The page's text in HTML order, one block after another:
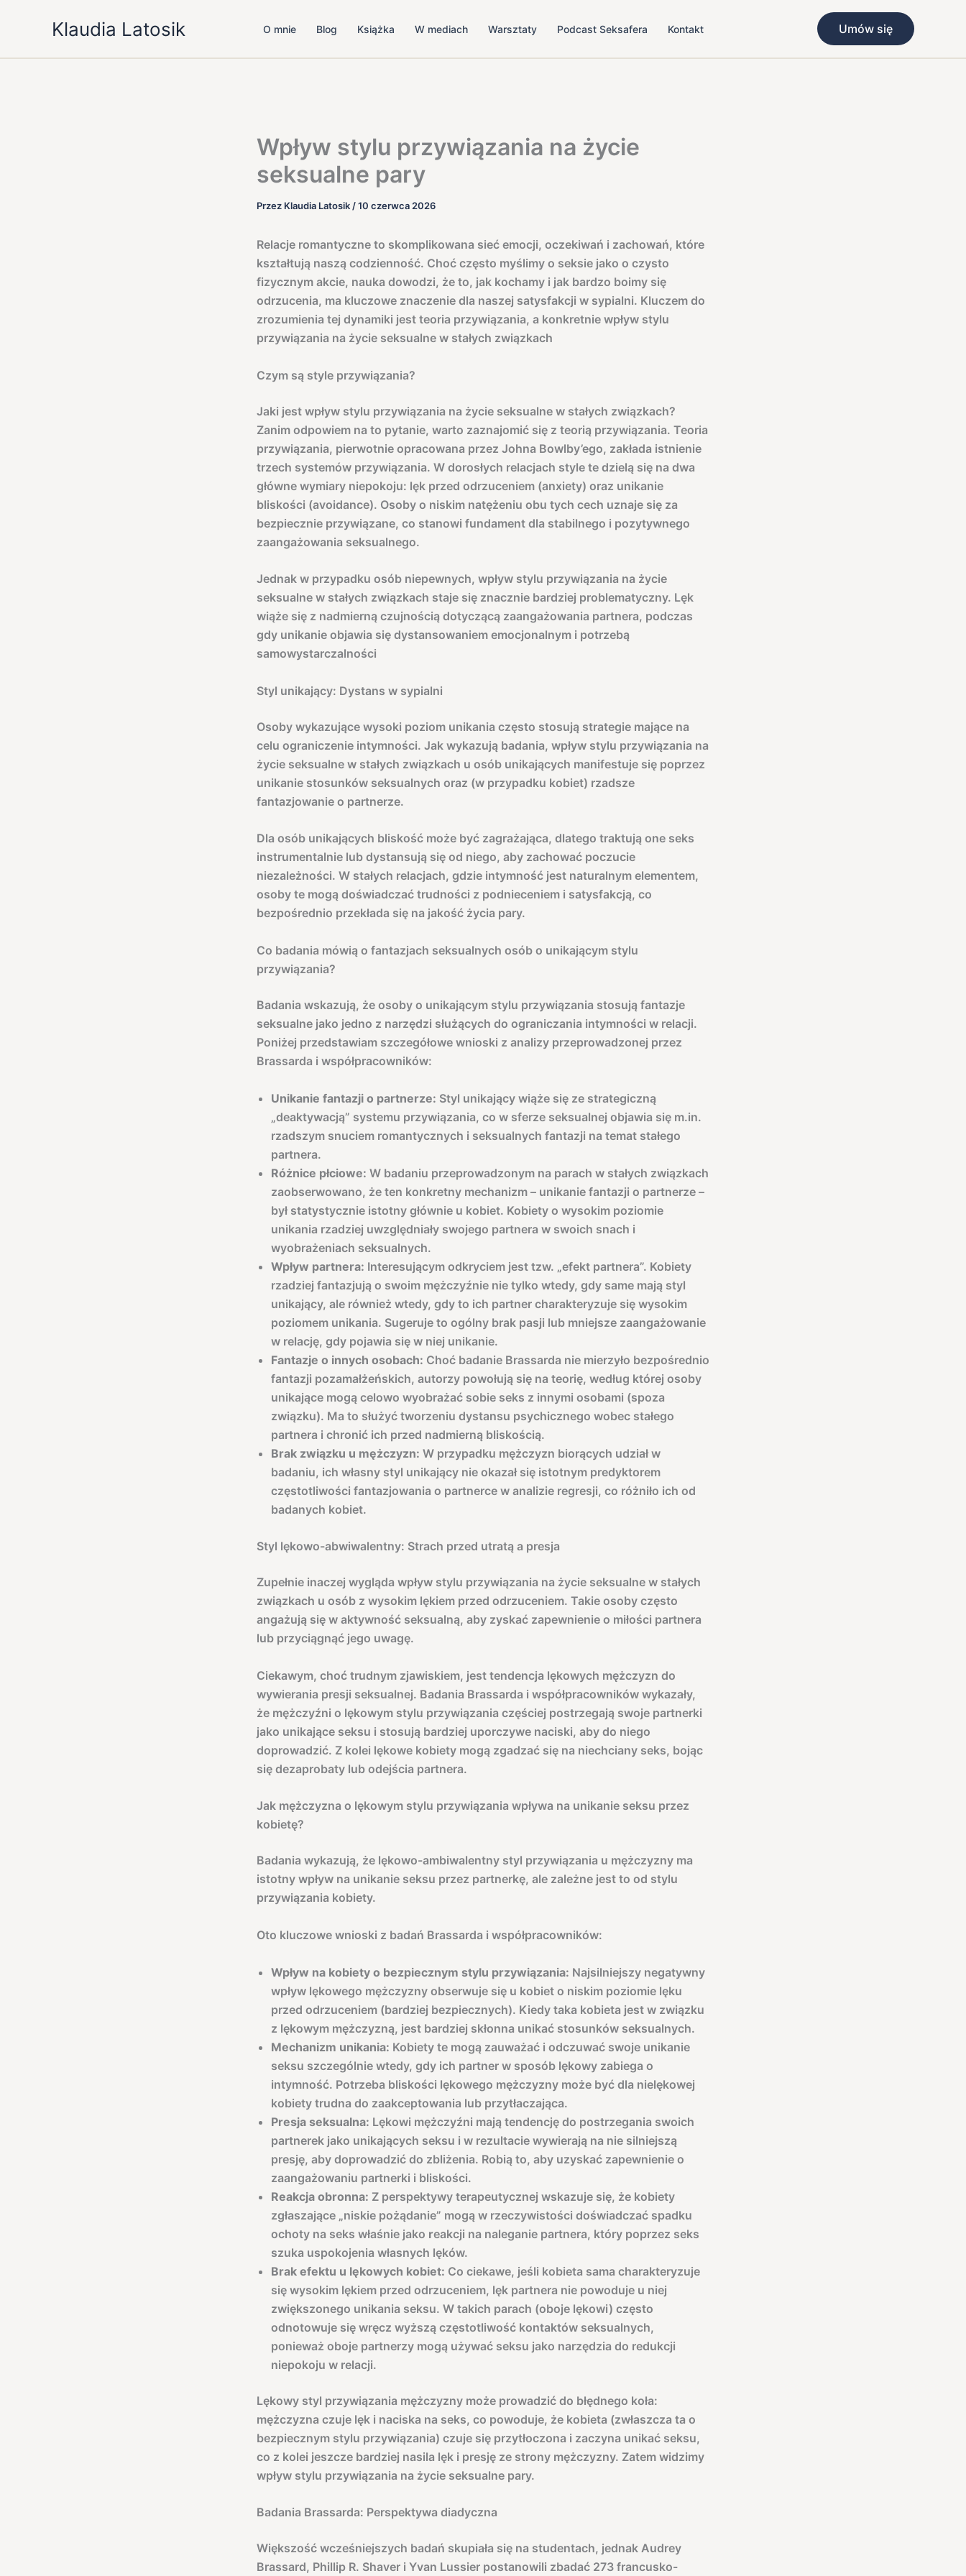
Klaudia Latosik O mnie Blog Książka W mediach Warsztaty Podcast Seksafera Kontakt Umów się
Wpływ stylu przywiązania na życie
seksualne pary
Przez Klaudia Latosik /10 czerwca 2026
Relacje romantyczne to skomplikowana sieć emocji, oczekiwań i zachowań, które
kształtują naszą codzienność. Choć często myślimy o seksie jako o czysto
fizycznym akcie, nauka dowodzi, że to, jak kochamy i jak bardzo boimy się
odrzucenia, ma kluczowe znaczenie dla naszej satysfakcji w sypialni. Kluczem do
zrozumienia tej dynamiki jest teoria przywiązania, a konkretnie wpływ stylu
przywiązania na życie seksualne w stałych związkach
Czym są style przywiązania?
Jaki jest wpływ stylu przywiązania na życie seksualne w stałych związkach?
Zanim odpowiem na to pytanie, warto zaznajomić się z teorią przywiązania. Teoria
przywiązania, pierwotnie opracowana przez Johna Bowlby’ego, zakłada istnienie
trzech systemów przywiązania. W dorosłych relacjach style te dzielą się na dwa
główne wymiary niepokoju: lęk przed odrzuceniem (anxiety) oraz unikanie
bliskości (avoidance). Osoby o niskim natężeniu obu tych cech uznaje się za
bezpiecznie przywiązane, co stanowi fundament dla stabilnego i pozytywnego
zaangażowania seksualnego.
Jednak w przypadku osób niepewnych, wpływ stylu przywiązania na życie
seksualne w stałych związkach staje się znacznie bardziej problematyczny. Lęk
wiąże się z nadmierną czujnością dotyczącą zaangażowania partnera, podczas
gdy unikanie objawia się dystansowaniem emocjonalnym i potrzebą
samowystarczalności
Styl unikający: Dystans w sypialni
Osoby wykazujące wysoki poziom unikania często stosują strategie mające na
celu ograniczenie intymności. Jak wykazują badania, wpływ stylu przywiązania na
życie seksualne w stałych związkach u osób unikających manifestuje się poprzez
unikanie stosunków seksualnych oraz (w przypadku kobiet) rzadsze
fantazjowanie o partnerze.
Dla osób unikających bliskość może być zagrażająca, dlatego traktują one seks
instrumentalnie lub dystansują się od niego, aby zachować poczucie
niezależności. W stałych relacjach, gdzie intymność jest naturalnym elementem,
osoby te mogą doświadczać trudności z podnieceniem i satysfakcją, co
bezpośrednio przekłada się na jakość życia pary.
Co badania mówią o fantazjach seksualnych osób o unikającym stylu
przywiązania?
Badania wskazują, że osoby o unikającym stylu przywiązania stosują fantazje
seksualne jako jedno z narzędzi służących do ograniczania intymności w relacji.
Poniżej przedstawiam szczegółowe wnioski z analizy przeprowadzonej przez
Brassarda i współpracowników:
Unikanie fantazji o partnerze: Styl unikający wiąże się ze strategiczną
„deaktywacją” systemu przywiązania, co w sferze seksualnej objawia się m.in.
rzadszym snuciem romantycznych i seksualnych fantazji na temat stałego
partnera.
Różnice płciowe: W badaniu przeprowadzonym na parach w stałych związkach
zaobserwowano, że ten konkretny mechanizm – unikanie fantazji o partnerze –
był statystycznie istotny głównie u kobiet. Kobiety o wysokim poziomie
unikania rzadziej uwzględniały swojego partnera w swoich snach i
wyobrażeniach seksualnych.
Wpływ partnera: Interesującym odkryciem jest tzw. „efekt partnera”. Kobiety
rzadziej fantazjują o swoim mężczyźnie nie tylko wtedy, gdy same mają styl
unikający, ale również wtedy, gdy to ich partner charakteryzuje się wysokim
poziomem unikania. Sugeruje to ogólny brak pasji lub mniejsze zaangażowanie
w relację, gdy pojawia się w niej unikanie.
Fantazje o innych osobach: Choć badanie Brassarda nie mierzyło bezpośrednio
fantazji pozamałżeńskich, autorzy powołują się na teorię, według której osoby
unikające mogą celowo wyobrażać sobie seks z innymi osobami (spoza
związku). Ma to służyć tworzeniu dystansu psychicznego wobec stałego
partnera i chronić ich przed nadmierną bliskością.
Brak związku u mężczyzn: W przypadku mężczyzn biorących udział w
badaniu, ich własny styl unikający nie okazał się istotnym predyktorem
częstotliwości fantazjowania o partnerce w analizie regresji, co różniło ich od
badanych kobiet.
Styl lękowo-abwiwalentny: Strach przed utratą a presja
Zupełnie inaczej wygląda wpływ stylu przywiązania na życie seksualne w stałych
związkach u osób z wysokim lękiem przed odrzuceniem. Takie osoby często
angażują się w aktywność seksualną, aby zyskać zapewnienie o miłości partnera
lub przyciągnąć jego uwagę.
Ciekawym, choć trudnym zjawiskiem, jest tendencja lękowych mężczyzn do
wywierania presji seksualnej. Badania Brassarda i współpracowników wykazały,
że mężczyźni o lękowym stylu przywiązania częściej postrzegają swoje partnerki
jako unikające seksu i stosują bardziej uporczywe naciski, aby do niego
doprowadzić. Z kolei lękowe kobiety mogą zgadzać się na niechciany seks, bojąc
się dezaprobaty lub odejścia partnera.
Jak mężczyzna o lękowym stylu przywiązania wpływa na unikanie seksu przez
kobietę?
Badania wykazują, że lękowo-ambiwalentny styl przywiązania u mężczyzny ma
istotny wpływ na unikanie seksu przez partnerkę, ale zależne jest to od stylu
przywiązania kobiety.
Oto kluczowe wnioski z badań Brassarda i współpracowników:
Wpływ na kobiety o bezpiecznym stylu przywiązania: Najsilniejszy negatywny
wpływ lękowego mężczyzny obserwuje się u kobiet o niskim poziomie lęku
przed odrzuceniem (bardziej bezpiecznych). Kiedy taka kobieta jest w związku
z lękowym mężczyzną, jest bardziej skłonna unikać stosunków seksualnych.
Mechanizm unikania: Kobiety te mogą zauważać i odczuwać swoje unikanie
seksu szczególnie wtedy, gdy ich partner w sposób lękowy zabiega o
intymność. Potrzeba bliskości lękowego mężczyzny może być dla nielękowej
kobiety trudna do zaakceptowania lub przytłaczająca.
Presja seksualna: Lękowi mężczyźni mają tendencję do postrzegania swoich
partnerek jako unikających seksu i w rezultacie wywierają na nie silniejszą
presję, aby doprowadzić do zbliżenia. Robią to, aby uzyskać zapewnienie o
zaangażowaniu partnerki i bliskości.
Reakcja obronna: Z perspektywy terapeutycznej wskazuje się, że kobiety
zgłaszające „niskie pożądanie” mogą w rzeczywistości doświadczać spadku
ochoty na seks właśnie jako reakcji na naleganie partnera, który poprzez seks
szuka uspokojenia własnych lęków.
Brak efektu u lękowych kobiet: Co ciekawe, jeśli kobieta sama charakteryzuje
się wysokim lękiem przed odrzuceniem, lęk partnera nie powoduje u niej
zwiększonego unikania seksu. W takich parach (oboje lękowi) często
odnotowuje się wręcz wyższą częstotliwość kontaktów seksualnych,
ponieważ oboje partnerzy mogą używać seksu jako narzędzia do redukcji
niepokoju w relacji.
Lękowy styl przywiązania mężczyzny może prowadzić do błędnego koła:
mężczyzna czuje lęk i naciska na seks, co powoduje, że kobieta (zwłaszcza ta o
bezpiecznym stylu przywiązania) czuje się przytłoczona i zaczyna unikać seksu,
co z kolei jeszcze bardziej nasila lęk i presję ze strony mężczyzny. Zatem widzimy
wpływ stylu przywiązania na życie seksualne pary.
Badania Brassarda: Perspektywa diadyczna
Większość wcześniejszych badań skupiała się na studentach, jednak Audrey
Brassard, Phillip R. Shaver i Yvan Lussier postanowili zbadać 273 francusko-